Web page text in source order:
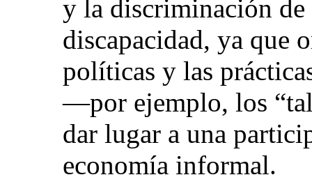
y la discriminación de
discapacidad, ya que
políticas y las
—por ejemplo, los
dar lugar a una
economía informal.